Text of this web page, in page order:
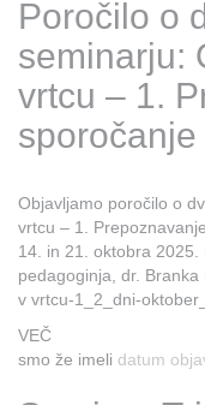
Poročilo o
seminarju:
vrtcu – 1.
sporočanje
Objavljamo poročilo o
vrtcu – 1.
14. in 21. oktobra 2025.
pedagoginja, dr.
v vrtcu-1_2_dni-
VEČ
smo že imeli datum